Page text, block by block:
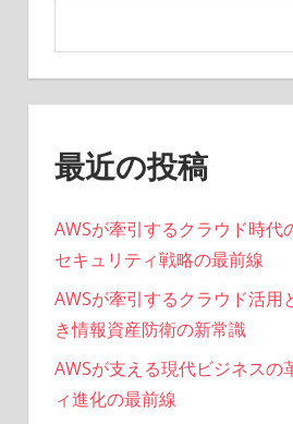
最近の投稿
AWSが牽引するクラウド時代
セキュリティ戦略の最前線
AWSが牽引するクラウド活用
き情報資産防衛の新常識
AWSが支える現代ビジネスの
ィ進化の最前線